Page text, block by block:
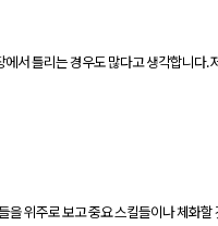
서 틀리는 경우도 많다고 생각합니다.
위주로 보고 중요 스킬들이나 체화